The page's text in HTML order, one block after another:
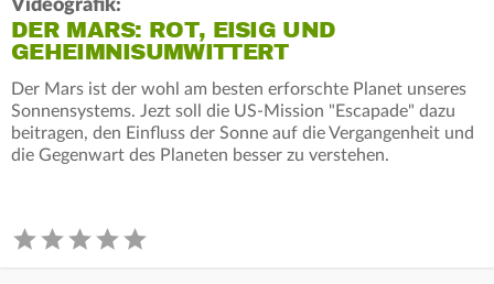
Videografik:
DER MARS: ROT, EISIG UND
GEHEIMNISUMWITTERT
Der Mars ist der wohl am besten erforschte Planet unseres
Sonnensystems. Jezt soll die US-Mission "Escapade" dazu
beitragen, den Einfluss der Sonne auf die Vergangenheit und
die Gegenwart des Planeten besser zu verstehen.